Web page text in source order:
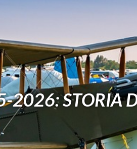
STORIA